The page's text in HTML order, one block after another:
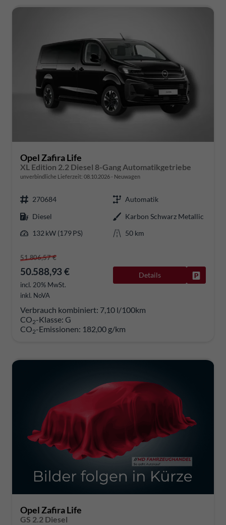
Opel Zafira Life
XL Edition 2.2 Diesel 8-Gang Automatikgetriebe
unverbindliche Lieferzeit: 08.10.2026 Neuwagen
270684
Automatik
Diesel
Karbon Schwarz Metallic
132 kW (179 PS)
50 km
51.806,57 €
50.588,93 €
incl. 20% MwSt.
inkl. NoVA
Details
Verbrauch kombiniert: 7,10 l/100km
CO2-Klasse: G
CO2-Emissionen: 182,00 g/km
Opel Zafira Life
GS 2.2 Diesel